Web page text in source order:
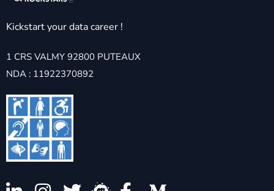
Kickstart your data career !
1 CRS VALMY 92800 PUTEAUX
NDA : 11922370892